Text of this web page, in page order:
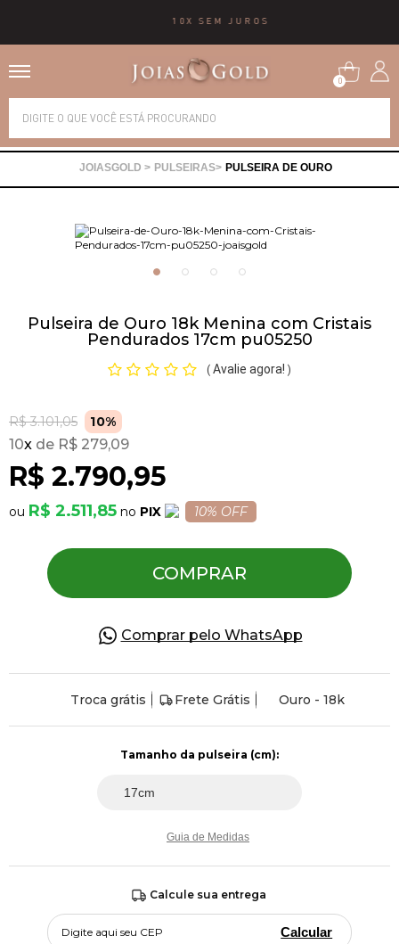
10X SEM JUROS
0
PULSEIRAS PULSEIRA DE OURO
Pulseira de Ouro 18k Menina com Cristais
Pendurados 17cm pu05250
( Avalie agora! )
R$ 3.101,05 10%
R$ 2.790,95
10x R$ 279,09
R$ 2.511,85 PIX 10% OFF
COMPRAR
Comprar pelo WhatsApp
Troca grátis Frete Grátis Ouro - 18k
Guia de Medidas
Calcule sua entrega
Calcular
Alianças
Brincos
Gargantilhas
Pulseiras
Piercing
Pedras Preciosas